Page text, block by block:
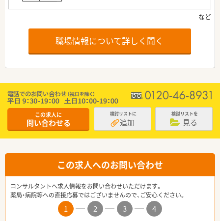
職場情報について詳しく聞く
この求人に
問い合わせる
検討リストに
追加
検討リストを
見る
この求人へのお問い合わせ
コンサルタントへ求人情報をお問い合わせいただけます。
薬局・病院等への直接応募ではございませんので、ご安心ください。
1 2 3
4